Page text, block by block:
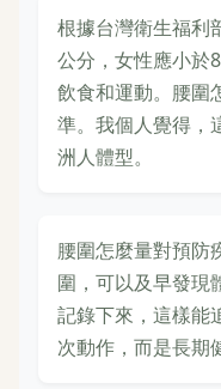
根據台灣衛生福利
公分，女性應小於
飲食和運動。腰圍
準。我個人覺得，
洲人體型。
腰圍怎麼量對預防
圍，可以及早發現
記錄下來，這樣能
次動作，而是長期